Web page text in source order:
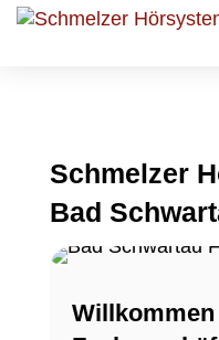
Schmelzer
Bad